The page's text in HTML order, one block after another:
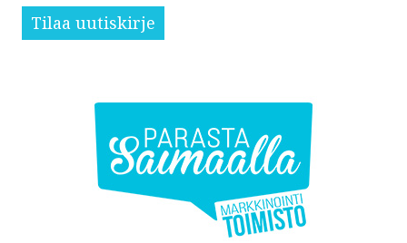
Tilaa uutiskirje